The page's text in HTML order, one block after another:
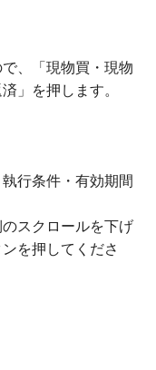
、「現物買・現物
」を押します。
行条件・有効期間
スクロールを下げ
を押してくださ